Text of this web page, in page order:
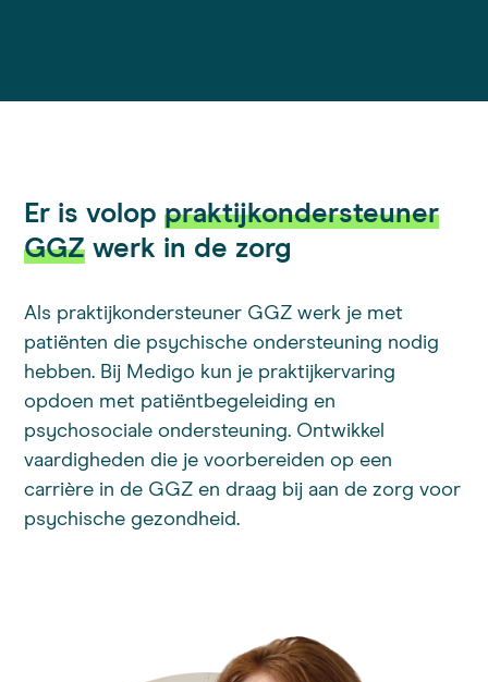
Er is voloppraktijkondersteuner
GGZ werk in de zorg
Als praktijkondersteuner GGZ werk je met
patiënten die psychische ondersteuning nodig
hebben. Bij Medigo kun je praktijkervaring
opdoen met patiëntbegeleiding en
psychosociale ondersteuning. Ontwikkel
vaardigheden die je voorbereiden op een
carrière in de GGZ en draag bij aan de zorg voor
psychische gezondheid.